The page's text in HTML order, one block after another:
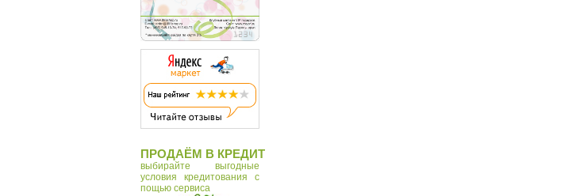
ПРОДАЁМ В КРЕДИТ
выбирайте выгодные
условия кредитования с
пощью сервиса